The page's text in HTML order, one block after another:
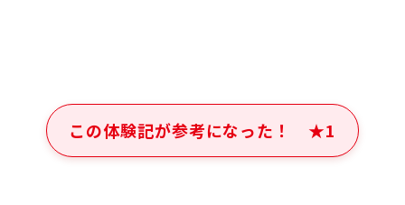
この体験記が参考になった！ ★1